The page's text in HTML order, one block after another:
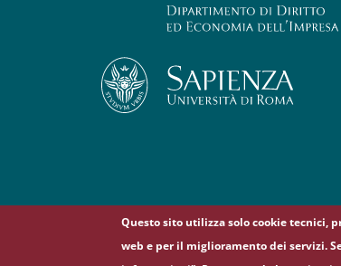
Questo sito utilizza solo cookie tecnici,
web e per il miglioramento dei servizi.